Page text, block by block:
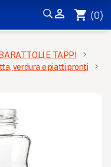
 shopping_cart (0)
E TAPPI
verdura e piatti pronti